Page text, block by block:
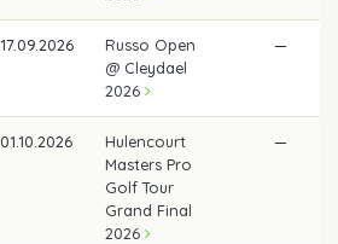
17.09.2026
Russo Open
@ Cleydael
2026
—
01.10.2026
Hulencourt
Masters Pro
Golf Tour
Grand Final
2026
—